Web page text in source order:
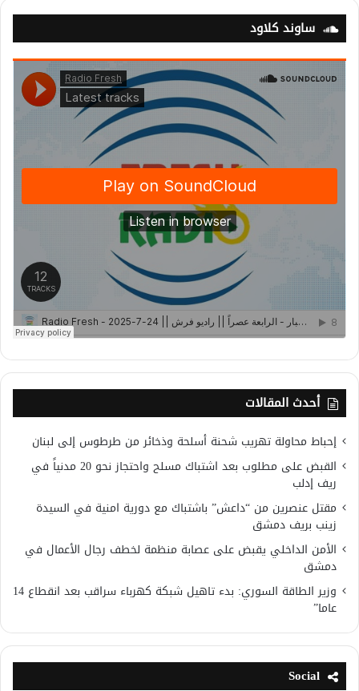
ساوند كلاود
أحدث المقالات
إحباط محاولة تهريب شحنة أسلحة وذخائر من طرطوس إلى لبنان
القبض على مطلوب بعد اشتباك مسلح واحتجاز نحو 20 مدنياً في
ريف إدلب
مقتل عنصرين من “داعش” باشتباك مع دورية امنية في السيدة
زينب بريف دمشق
الأمن الداخلي يقبض على عصابة منظمة لخطف رجال الأعمال في
دمشق
وزير الطاقة السوري: بدء تاهيل شبكة كهرباء سراقب بعد انقطاع 14
عاما”
Social